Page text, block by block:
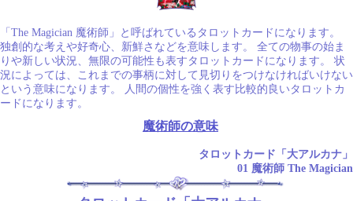
「The Magician 魔術師」と呼ばれているタロットカードになります。
独創的な考えや好奇心、新鮮さなどを意味します。 全ての物事の始ま
りや新しい状況、無限の可能性も表すタロットカードになります。 状
況によっては、これまでの事柄に対して見切りをつけなければいけない
という意味になります。 人間の個性を強く表す比較的良いタロットカ
ードになります。
魔術師の意味
タロットカード「大アルカナ」
01 魔術師 The Magician